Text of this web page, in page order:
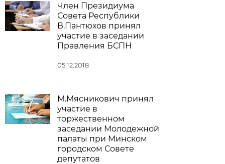
Член Президиума
Совета Республики
В.Пантюхов принял
участие в заседании
Правления БСПН
05.12.2018
М.Мясникович принял
участие в
торжественном
заседании Молодежной
палаты при Минском
городском Совете
депутатов